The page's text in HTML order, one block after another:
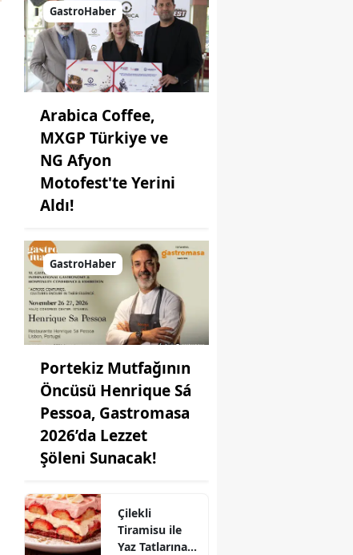
Kahvaltı
Seçeneği
GastroHaber
Arabica Coffee,
MXGP Türkiye ve
NG Afyon
Motofest'te Yerini
Aldı!
GastroHaber
Portekiz Mutfağının
Öncüsü Henrique Sá
Pessoa, Gastromasa
2026’da Lezzet
Şöleni Sunacak!
Çilekli
Tiramisu ile
Yaz Tatlarına